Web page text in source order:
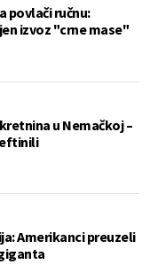
povlači ručnu:
izvoz "crne mase"
u Nemačkoj –
Amerikanci preuzeli